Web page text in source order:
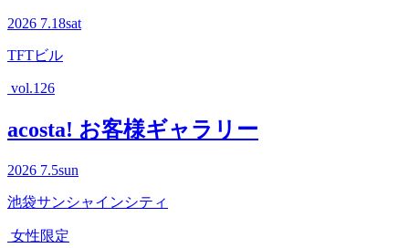
2026 7.18sat
TFTビル
vol.126
acosta! お客様ギャラリー
2026 7.5sun
池袋サンシャインシティ
女性限定